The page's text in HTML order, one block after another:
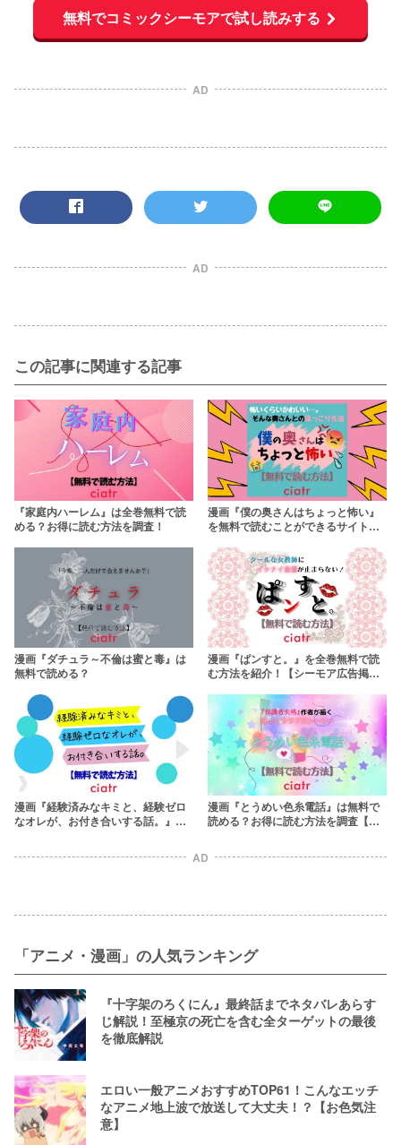
無料でコミックシーモアで試し読みする
AD
AD
この記事に関連する記事
『家庭内ハーレム』は全巻無料で読
める？お得に読む方法を調査！
漫画『僕の奥さんはちょっと怖い』
を無料で読むことができるサイトを
漫画『ダチュラ～不倫は蜜と毒』は
無料で読める？
漫画『ぱンすと。』を全巻無料で読
む方法を紹介！【シーモア広告掲載
漫画『経験済みなキミと、経験ゼロ
なオレが、お付き合いする話。』を
漫画『とうめい色糸電話』は無料で
読める？お得に読む方法を調査【つ
AD
「アニメ・漫画」の人気ランキング
『十字架のろくにん』最終話までネタバレあらす
じ解説！至極京の死亡を含む全ターゲットの最後
を徹底解説
エロい一般アニメおすすめTOP61！こんなエッチ
なアニメ地上波で放送して大丈夫！？【お色気注
意】